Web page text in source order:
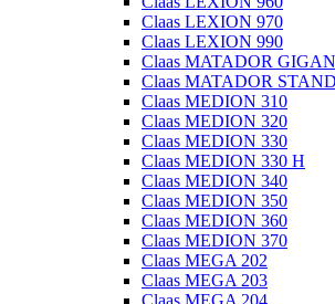
Claas LEXION 970
Claas LEXION 990
Claas MATADOR
Claas MATADOR
Claas MEDION 310
Claas MEDION 320
Claas MEDION 330
Claas MEDION 330 H
Claas MEDION 340
Claas MEDION 350
Claas MEDION 360
Claas MEDION 370
Claas MEGA 202
Claas MEGA 203
Claas MEGA 204